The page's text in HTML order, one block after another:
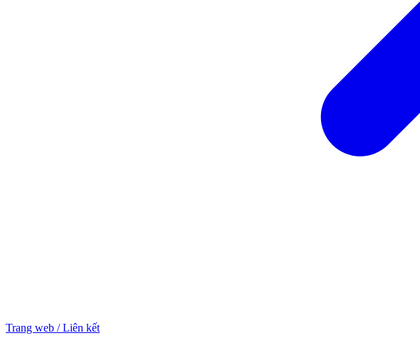
Trang web / Liên kết